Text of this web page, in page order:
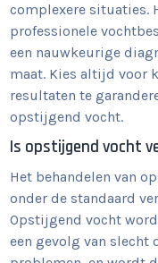
complexere situaties.
professionele
een nauwkeurige
maat. Kies altijd voor
resultaten te
opstijgend vocht.
Is opstijgend vocht
Het behandelen van
onder de standaard
Opstijgend vocht
een gevolg van slecht